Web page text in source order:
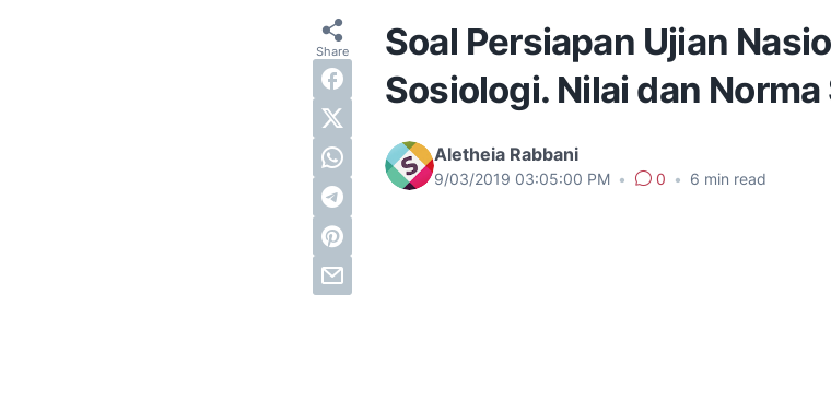
Soal Persiapan Ujian
Sosiologi. Nilai dan Norma
Aletheia Rabbani
9/03/2019 03:05:00 PM • 0 • 6 min read